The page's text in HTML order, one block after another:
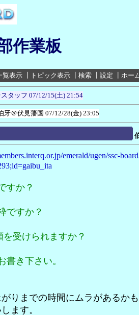
作業板
覧表示 トピック表示 検索 設定 ホー
タッフ 07/12/15(土) 21:54
牙＠伏見藩国 07/12/28(金) 23:05
emerald/ugen/ssc-
族ですか？
枠ですか？
頼を受けられますか？
書き下さい。
考
りまでの時間にムラがあるか
ます。